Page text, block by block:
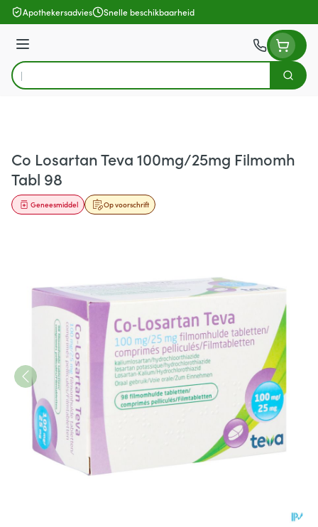
Ga naar de inhoud
Apothekersadvies Snelle beschikbaarheid
Menu
Product, merk, categorie...
Zoek
Co Losartan Teva 100mg/25mg Filmomh
Tabl 98
Op voorschrift
Geneesmiddel